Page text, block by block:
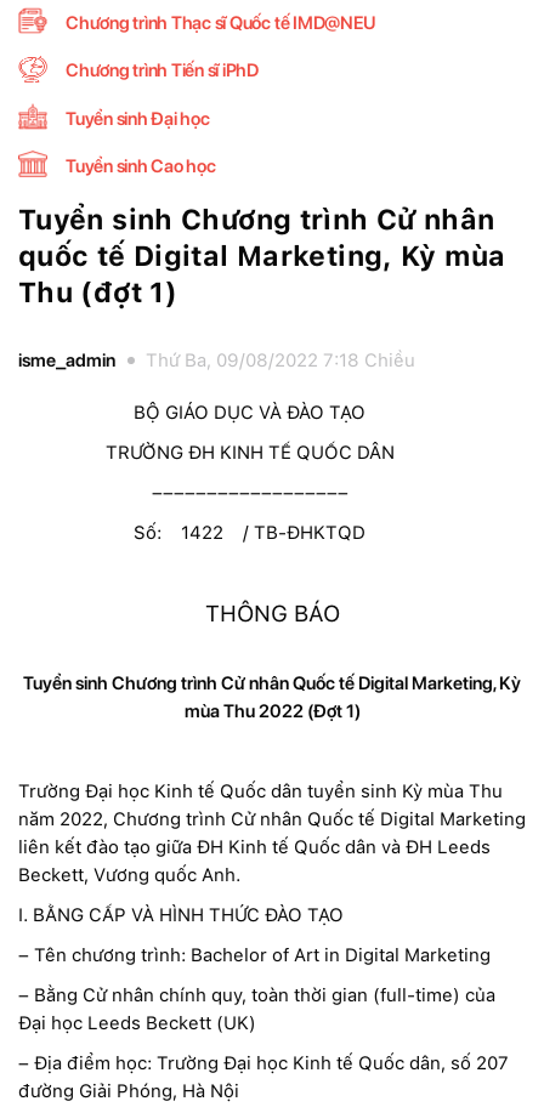
Chương trình Thạc sĩ Quốc tế IMD@NEU
Chương trình Tiến sĩ iPhD
Tuyển sinh Đại học
Tuyển sinh Cao học
Tuyển sinh Chương trình Cử nhân
quốc tế Digital Marketing, Kỳ mùa
Thu (đợt 1)
isme_admin Thứ Ba, 09/08/2022 7:18 Chiều
BỘ GIÁO DỤC VÀ ĐÀO TẠO
TRƯỜNG ĐH KINH TẾ QUỐC DÂN
––––––––––––––––––
Số: 1422
/ TB-ĐHKTQD
THÔNG BÁO
Tuyển sinh Chương trình Cử nhân Quốc tế Digital Marketing, Kỳ
mùa Thu 2022 (Đợt 1)
Trường Đại học Kinh tế Quốc dân tuyển sinh Kỳ mùa Thu
năm 2022, Chương trình Cử nhân Quốc tế Digital Marketing
liên kết đào tạo giữa ĐH Kinh tế Quốc dân và ĐH Leeds
Beckett, Vương quốc Anh.
I. BẰNG CẤP VÀ HÌNH THỨC ĐÀO TẠO
– Tên chương trình: Bachelor of Art in Digital Marketing
– Bằng Cử nhân chính quy, toàn thời gian (full-time) của
Đại học Leeds Beckett (UK)
– Địa điểm học: Trường Đại học Kinh tế Quốc dân, số 207
đường Giải Phóng, Hà Nội